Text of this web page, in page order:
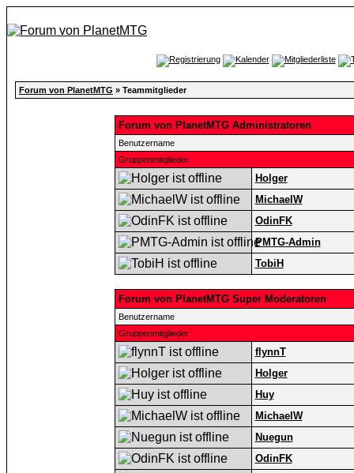
Forum von PlanetMTG » Teammitglieder
Forum von PlanetMTG Administratoren
Benutzername
Gruppenmitglieder
Holger
MichaelW
OdinFK
PMTG-Admin
TobiH
Forum von PlanetMTG Super Moderatoren
Benutzername
Gruppenmitglieder
flynnT
Holger
Huy
MichaelW
Nuegun
OdinFK